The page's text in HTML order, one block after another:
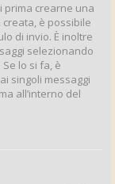
prima crearne una
è possibile
di invio. È inoltre
selezionando
lo si fa, è
singoli messaggi
all’interno del